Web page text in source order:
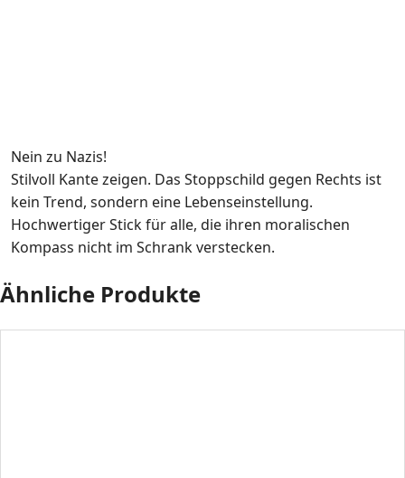
Nein zu Nazis!
Stilvoll Kante zeigen. Das Stoppschild gegen Rechts ist
kein Trend, sondern eine Lebenseinstellung.
Hochwertiger Stick für alle, die ihren moralischen
Kompass nicht im Schrank verstecken.
Ähnliche Produkte